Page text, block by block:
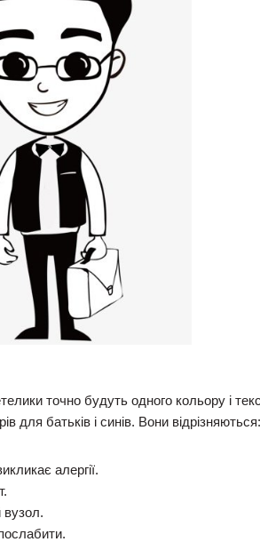
точно будуть одного кольору і
для батьків і синів. Вони відрізняються:
алергії.
вузол.